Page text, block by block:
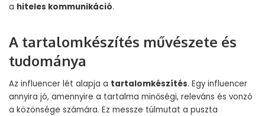
a hiteles kommunikáció.
A tartalomkészítés művészete és
tudománya
Az influencer lét alapja a tartalomkészítés. Egy influencer
annyira jó, amennyire a tartalma minőségi, releváns és vonzó
a közönsége számára. Ez messze túlmutat a puszta